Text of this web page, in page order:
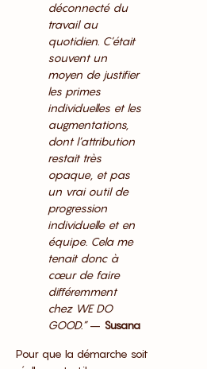
déconnecté du
travail au
quotidien. C’était
souvent un
moyen de justifier
les primes
individuelles et les
augmentations,
dont l’attribution
restait très
opaque, et pas
un vrai outil de
progression
individuelle et en
équipe. Cela me
tenait donc à
cœur de faire
différemment
chez WE DO
GOOD.”– Susana
Pour que la démarche soit